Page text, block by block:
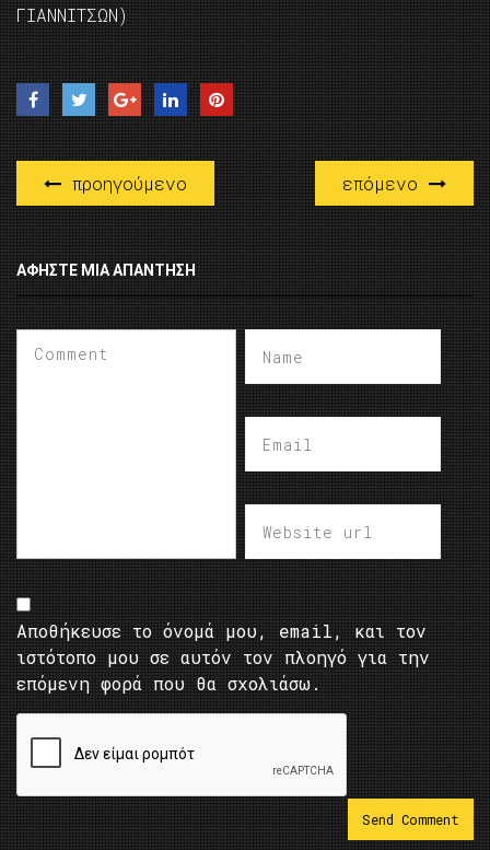
ΓΙΑΝΝΙΤΣΩΝ)
προηγούμενο επόμενο
ΑΦΉΣΤΕ ΜΙΑ ΑΠΆΝΤΗΣΗ
Αποθήκευσε το όνομά μου, email, και τον
ιστότοπο μου σε αυτόν τον πλοηγό για την
επόμενη φορά που θα σχολιάσω.